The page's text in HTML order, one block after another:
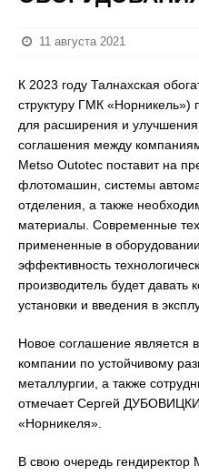
11 августа 2021
К 2023 году Талнахская
структуру ГМК «Норникель»)
для расширения и
соглашения между
Metso Outotec поставит на
флотомашин, системы
отделения, а также
материалы. Современные
примененные в
эффективность
производитель будет давать
установки и введения в
Новое соглашение является
компании по устойчивому
металлургии, а также
отмечает Сергей
«Норникеля».
В свою очередь гендиректор